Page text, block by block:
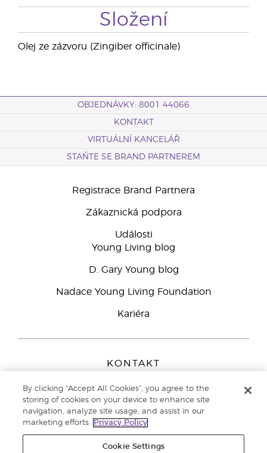
Složení
Olej ze zázvoru (Zingiber officinale)
OBJEDNÁVKY: 8001 44066
KONTAKT
VIRTUÁLNÍ KANCELÁŘ
STAŇTE SE BRAND PARTNEREM
Registrace Brand Partnera
Zákaznická podpora
Události
Young Living blog
D. Gary Young blog
Nadace Young Living Foundation
Kariéra
KONTAKT
Peizerweg 97
9727 AJ Groningen
Netherlands
Zákaznická podpora800 144 066
By clicking “Accept All Cookies”, you agree to the
storing of cookies on your device to enhance site
navigation, analyze site usage, and assist in our
marketing efforts.
Privacy Policy
Cookie Settings